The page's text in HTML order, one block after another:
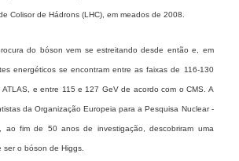
Colisor de Hádrons (LHC), em meados de 2008.
do bóson vem se estreitando desde então e, em
energéticos se encontram entre as faixas de 116-130
e entre 115 e 127 GeV de acordo com o CMS. A
da Organização Europeia para a Pesquisa Nuclear -
ao fim de 50 anos de investigação, descobriram uma
o bóson de Higgs.